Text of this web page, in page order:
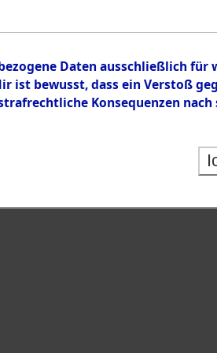
Daten ausschließlich für
bewusst, dass ein Verstoß
Konsequenzen nach